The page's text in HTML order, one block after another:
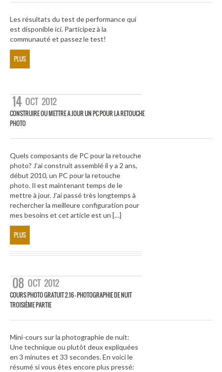
Les résultats du test de performance qui
est disponible ici. Participez à la
communauté et passez le test!
PLUS
14 OCT 2012
CONSTRUIRE OU METTRE A JOUR UN PC POUR LA RETOUCHE
PHOTO
Quels composants de PC pour la retouche
photo? J’ai construit assemblé il y a 2 ans,
début 2010, un PC pour la retouche
photo. Il est maintenant temps de le
mettre à jour. J’ai passé très longtemps à
rechercher la meilleure configuration pour
mes besoins et cet article est un […]
PLUS
08 OCT 2012
COURS PHOTO GRATUIT 2.16 – PHOTOGRAPHIE DE NUIT
TROISIÈME PARTIE
Mini-cours sur la photographie de nuit:
Une technique ou plutôt deux expliquées
en 3 minutes et 33 secondes. En voici le
résumé si vous êtes encore plus pressé: